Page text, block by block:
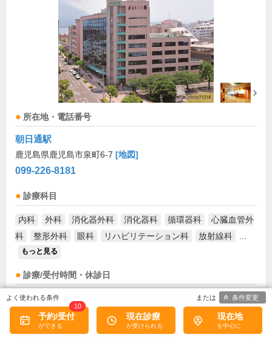
所在地・電話番号
朝日通駅
鹿児島県鹿児島市泉町6-7 [地図]
099-226-8181
診療科目
内科 外科 消化器外科 消化器科 循環器科
心臓血管外
科
整形外科 眼科 リハビリテーション科 放射線科
もっと見る
診療/受付時間・休診日
外来受付時間 土 日 祝
8:30～13:00 ● ● ●
お盆(8月中旬)は休診・休業の場合があります。来院前
予約/受付
10
現在診療 現在地
条件変更